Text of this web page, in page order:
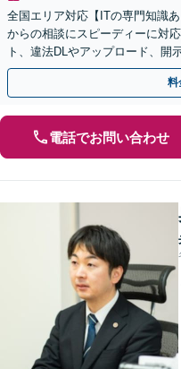
全国エリア対応【ITの専門知識
からの相談にスピーディーに対
ト、違法DLやアップロード、開
【WEB面談OK&解決実績豊富】
料
電話でお問い合わせ